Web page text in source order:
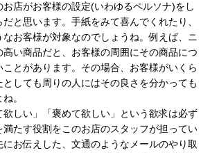
店がお客様の設定(いわゆるペルソナ)をし
と思います。手紙をみて喜んでくれたり、
お客様が対象なのでしょうね。例えば、ニ
高い商品だと、お客様の周囲にその商品につ
とがあります。その場合、お客様がいくら
としても周りの人にはその良さを分かっても
。
しい」「褒めて欲しい」という欲求は必ず
たす役割をこのお店のスタッフが担ってい
お伝えした、文通のようなメールのやり取